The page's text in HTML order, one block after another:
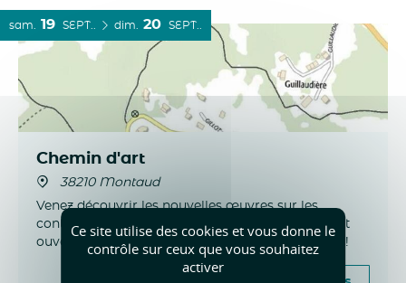
sam. 19 SEPT. dim. 20 SEPT.
Chemin d'art
38210 Montaud
Venez découvrir les nouvelles œuvres sur les
contrefort du Vercors. Un parcours naturellement
ouvert en accès libre avec de bonnes chaussures!
Ce site utilise des cookies et vous donne le
contrôle sur ceux que vous souhaitez
activer